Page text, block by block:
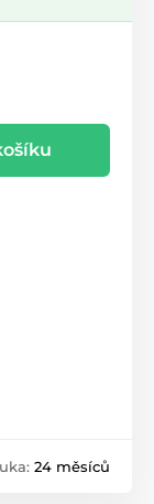
24 měsíců